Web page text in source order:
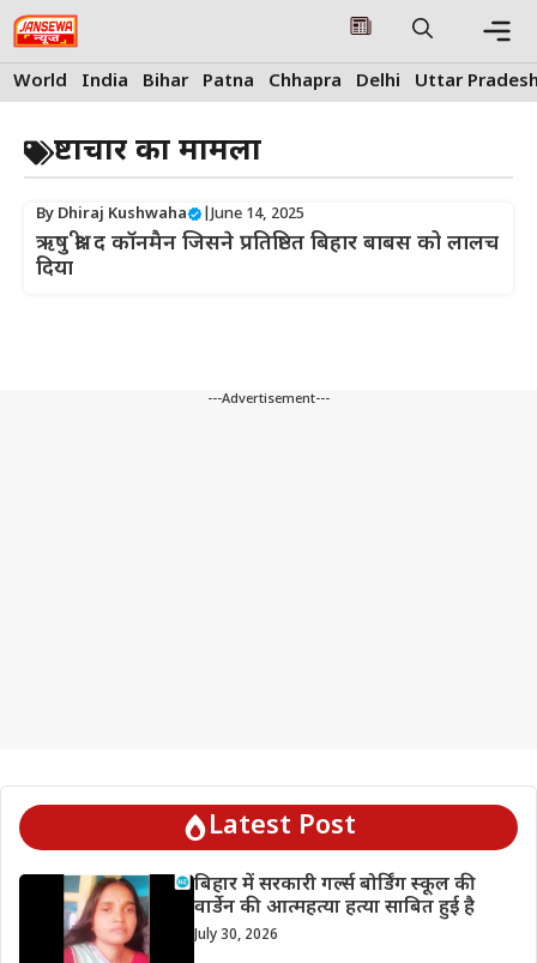
Skip
to
content
World India Bihar Patna Chhapra Delhi Uttar
भ्रष्टाचार का मामला
By Dhiraj Kushwaha June 14, 2025
ऋषु श्री: द कॉनमैन जिसने प्रतिष्ठित बिहार बाबस को लालच
दिया
---Advertisement---
Latest Post
बिहार में सरकारी गर्ल्स बोर्डिंग स्कूल की
वार्डेन की आत्महत्या हत्या साबित हुई है
July 30, 2026